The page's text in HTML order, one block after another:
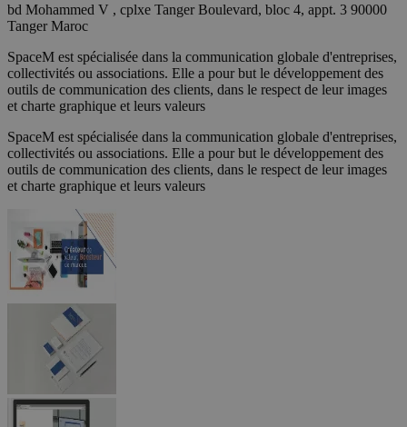
bd Mohammed V , cplxe Tanger Boulevard, bloc 4, appt. 3 90000
Tanger Maroc
SpaceM est spécialisée dans la communication globale d'entreprises,
collectivités ou associations. Elle a pour but le développement des
outils de communication des clients, dans le respect de leur images
et charte graphique et leurs valeurs
SpaceM est spécialisée dans la communication globale d'entreprises,
collectivités ou associations. Elle a pour but le développement des
outils de communication des clients, dans le respect de leur images
et charte graphique et leurs valeurs